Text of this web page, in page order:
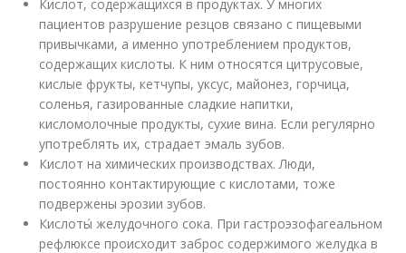
Кислот, содержащихся в продуктах. У многих
пациентов разрушение резцов связано с пищевыми
привычками, а именно употреблением продуктов,
содержащих кислоты. К ним относятся цитрусовые,
кислые фрукты, кетчупы, уксус, майонез, горчица,
соленья, газированные сладкие напитки,
кисломолочные продукты, сухие вина. Если регулярно
употреблять их, страдает эмаль зубов.
Кислот на химических производствах. Люди,
постоянно контактирующие с кислотами, тоже
подвержены эрозии зубов.
Кислоты́ желудочного сока. При гастроэзофагеальном
рефлюксе происходит заброс содержимого желудка в